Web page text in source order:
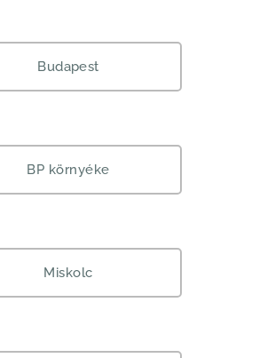
Budapest
BP környéke
Miskolc